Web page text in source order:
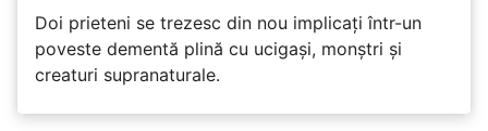
Doi prieteni se trezesc din nou implicați într-un
poveste dementă plină cu ucigași, monștri și
creaturi supranaturale.